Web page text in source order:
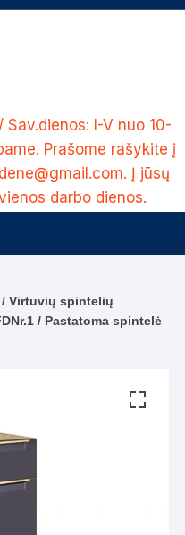
I-V nuo 10-
Prašome rašykite į
Į jūsų
darbo dienos.
/Virtuvių spintelių
/ Pastatoma spintelė